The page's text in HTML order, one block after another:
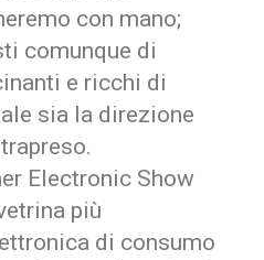
con mano;
comunque di
e ricchi di
sia la direzione
Electronic Show
più
di consumo